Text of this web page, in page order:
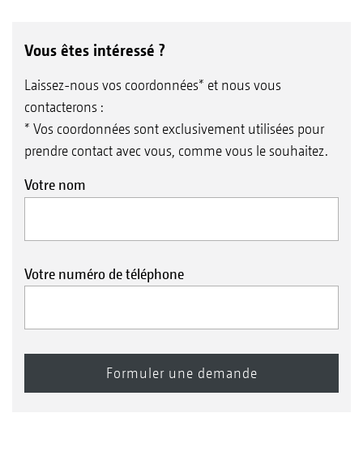
Vous êtes intéressé ?
Laissez-nous vos coordonnées* et nous vous
contacterons :
* Vos coordonnées sont exclusivement utilisées pour
prendre contact avec vous, comme vous le souhaitez.
Votre nom
Votre numéro de téléphone